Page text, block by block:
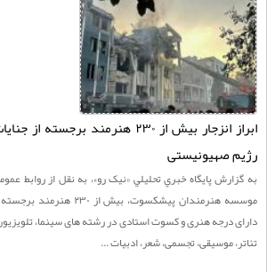
ابراز انزجار بیش از ۲۳۰ هنرمند برجسته از جنایات
صهیونیستی
پايگاه خبري تحليلي «نيک رو»، به نقل از روابط عمومی
موسسه هنرمندان پیشکسوت، بیش از ۲۳۰ هنرمند برجسته و
درجه هنری و کسوت استادی در رشته های سینما، تلویزیون،
موسیقی، تجسمی، شعر، ادبیات ...